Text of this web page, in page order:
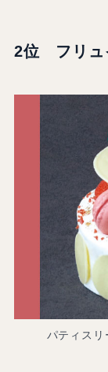
2位 フリュ
パティス